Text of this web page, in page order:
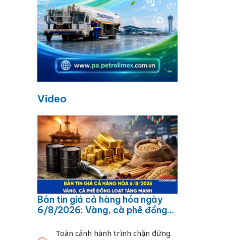
Video
Bản tin giá cả hàng hóa ngày
6/8/2026: Vàng, cà phê đồng
Toàn cảnh hành trình chặn đứng